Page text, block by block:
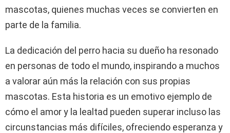
mascotas, quienes muchas veces se convierten en
parte de la familia.
La dedicación del perro hacia su dueño ha resonado
en personas de todo el mundo, inspirando a muchos
a valorar aún más la relación con sus propias
mascotas. Esta historia es un emotivo ejemplo de
cómo el amor y la lealtad pueden superar incluso las
circunstancias más difíciles, ofreciendo esperanza y